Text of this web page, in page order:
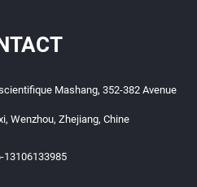
Mashang, 352-382 Avenue
Wenzhou, Zhejiang, Chine
13106133985